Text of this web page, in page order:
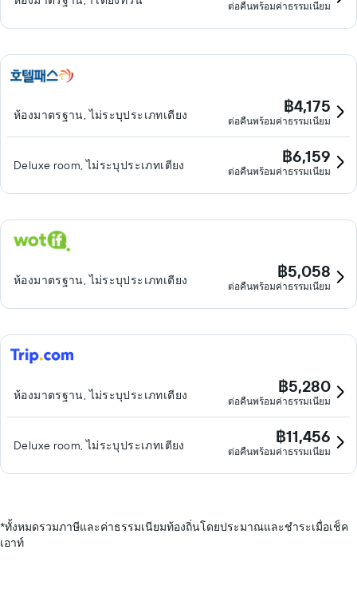
ต่อคืนพร้อมค่าธรรมเนียม
ห้องมาตรฐาน, ไม่ระบุประเภทเตียง ฿4,175
ต่อคืนพร้อมค่าธรรมเนียม
Deluxe room, ไม่ระบุประเภทเตียง ฿6,159
ต่อคืนพร้อมค่าธรรมเนียม
ห้องมาตรฐาน, ไม่ระบุประเภทเตียง ฿5,058
ต่อคืนพร้อมค่าธรรมเนียม
ห้องมาตรฐาน, ไม่ระบุประเภทเตียง ฿5,280
ต่อคืนพร้อมค่าธรรมเนียม
Deluxe room, ไม่ระบุประเภทเตียง ฿11,456
ต่อคืนพร้อมค่าธรรมเนียม
*ทั้งหมดรวมภาษีและค่าธรรมเนียมท้องถิ่นโดยประมาณและชำระเมื่อเช็ค
เอาท์